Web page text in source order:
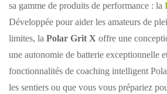
sa gamme de produits de performance : la
Développée pour aider les amateurs de
limites, la Polar Grit X offre une
une autonomie de batterie exceptionnelle
fonctionnalités de coaching intelligent
les sentiers ou que vous vous prépariez